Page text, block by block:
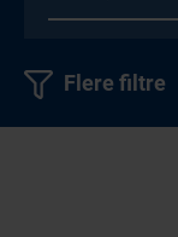
Flere filtre